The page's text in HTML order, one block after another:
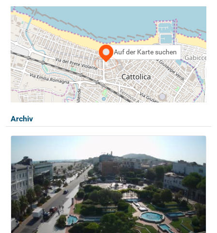
Auf der Karte suchen
Archiv